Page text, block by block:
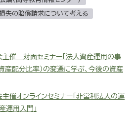
失の賠償請求について考える
主催 対面セミナー「法人資産運用の事
産配分比率）の変遷に学ぶ、今後の資産
催オンラインセミナー「非営利法人の運
運用入門」